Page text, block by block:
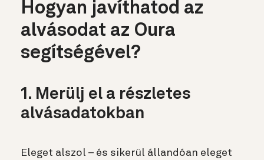
Hogyan javíthatod az
alvásodat az Oura
segítségével?
1. Merülj el a részletes
alvásadatokban
Eleget alszol – és sikerül állandóan eleget